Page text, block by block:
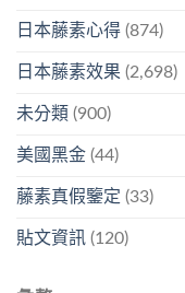
日本藤素心得 (874)
日本藤素效果 (2,698)
未分類 (900)
美國黑金 (44)
藤素真假鑒定 (33)
貼文資訊 (120)